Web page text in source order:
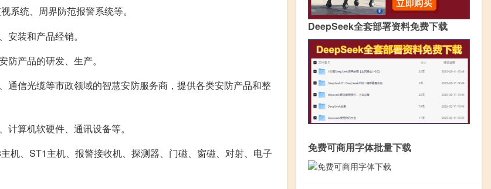
系统、周界防范报警系统等。
装和产品经销。
产品的研发、生产。
信光缆等市政领域的智慧安防服务商，提供各类安防产品和整
算机软硬件、通讯设备等。
机、ST1主机、报警接收机、探测器、门磁、窗磁、对射、电子
DeepSeek全套部署资料免费下载
免费可商用字体批量下载